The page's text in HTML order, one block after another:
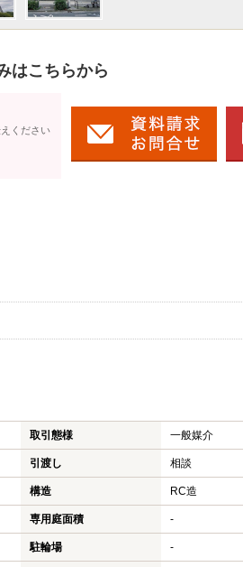
はこちらから
ください
取引態様 一般媒介
引渡し 相談
構造 RC造
専用庭面積 -
駐輪場 -